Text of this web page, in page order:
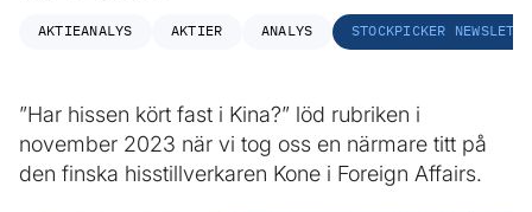
AKTIEANALYS AKTIER ANALYS STOCKPICKER
”Har hissen kört fast i Kina?” löd rubriken i
november 2023 när vi tog oss en närmare titt på
den finska hisstillverkaren Kone i Foreign Affairs.